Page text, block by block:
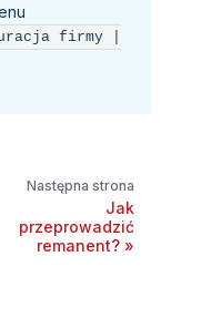
firmy |
Następna strona
Jak
przeprowadzić
remanent?